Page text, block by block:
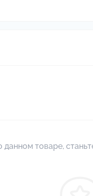
данном товаре,